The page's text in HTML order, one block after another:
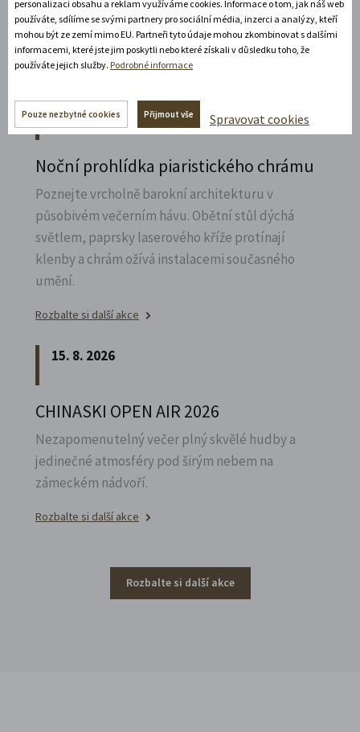
Zábavné představení plné hereckých hvězd na
zámecké open-air scéně v Litomyšli.
Rozbalte si další akce
14. 8. 2026
Noční prohlídka piaristického chrámu
Poznejte vrcholně barokní architekturu v
působivém večerním hávu. Obětní stůl dýchá
světlem, paprsky laserového kříže protínají
klenby a chrám ožívá instalacemi současného
umění.
Rozbalte si další akce
15. 8. 2026
CHINASKI OPEN AIR 2026
Nezapomenutelný večer plný skvělé hudby a
jedinečné atmosféry pod širým nebem na
zámeckém nádvoří.
Rozbalte si další akce
Rozbalte si další akce
personalizaci obsahu a reklam využíváme cookies. Informace o tom, jak náš web
používáte, sdílíme se svými partnery pro sociální média, inzerci a analýzy, kteří
mohou být ze zemí mimo EU. Partneři tyto údaje mohou zkombinovat s dalšími
informacemi, které jste jim poskytli nebo které získali v důsledku toho, že
používáte jejich služby. Podrobné informace
Pouze nezbytné cookies Přijmout vše Spravovat cookies